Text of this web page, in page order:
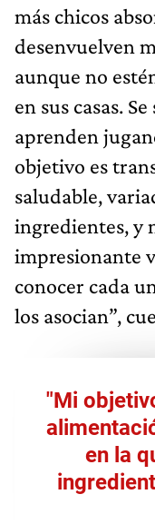
más chicos
desenvuelven
aunque no
en sus casas.
aprenden
objetivo es
saludable,
ingredientes, y
impresionante
conocer cada
los asocian”,
"Mi
en la